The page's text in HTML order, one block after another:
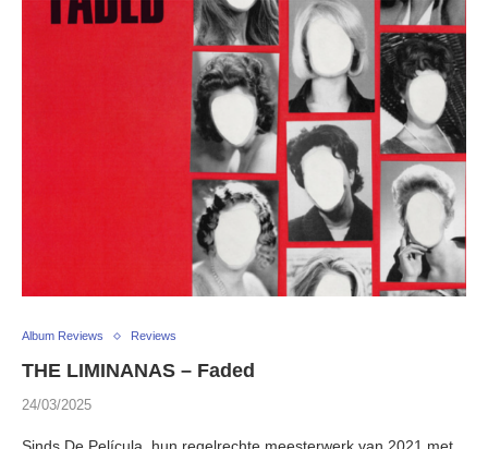
Album Reviews Reviews
THE LIMINANAS – Faded
24/03/2025